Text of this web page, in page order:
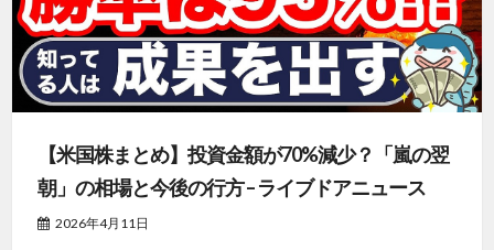
【米国株まとめ】投資金額が70%減少？「嵐の翌
朝」の相場と今後の行方 – ライブドアニュース
2026年4月11日